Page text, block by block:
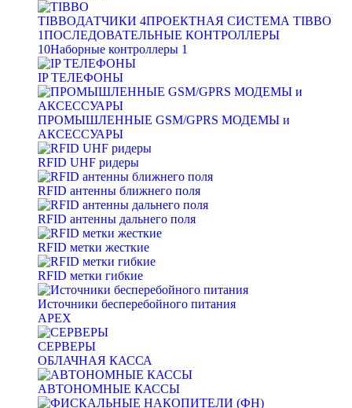
TIBBOДАТЧИКИ 4ПРОЕКТНАЯ СИСТЕМА TIBBO
1ПОСЛЕДОВАТЕЛЬНЫЕ КОНТРОЛЛЕРЫ
10Наборные контроллеры 1
IP ТЕЛЕФОНЫ
ПРОМЫШЛЕННЫЕ GSM/GPRS МОДЕМЫ и
АКСЕССУАРЫ
RFID UHF ридеры
RFID антенны ближнего поля
RFID антенны дальнего поля
RFID метки жесткие
RFID метки гибкие
Источники бесперебойного питания
APEX
СЕРВЕРЫ
ОБЛАЧНАЯ КАССА
АВТОНОМНЫЕ КАССЫ